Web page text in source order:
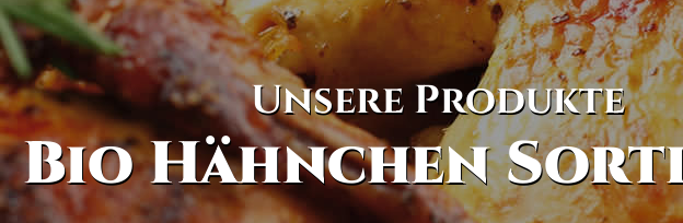
Unsere Produkte
Bio Hähnchen